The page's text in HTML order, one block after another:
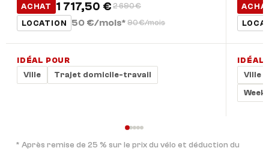
ACHAT 1 717,50 € 2 690 €
LOCATION 50 €/mois* 90 €/mois
IDÉAL POUR
Ville
Trajet domicile-travail
IDÉAL
Ville
* Après remise de 25 % sur le prix du vélo et déduction du